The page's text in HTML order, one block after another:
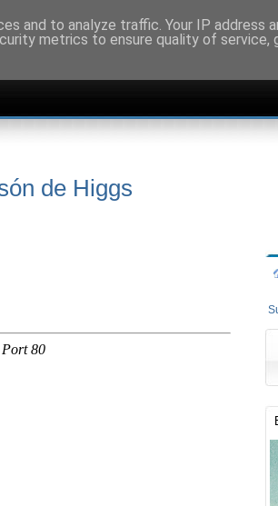
de Higgs
and to analyze traffic. Your IP address
metrics to ensure quality of service,